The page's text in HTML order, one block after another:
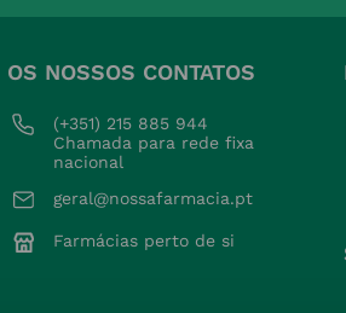
OS NOSSOS CONTATOS
(+351) 215 885 944
Chamada para rede fixa
nacional
geral@nossafarmacia.pt
Farmácias perto de si